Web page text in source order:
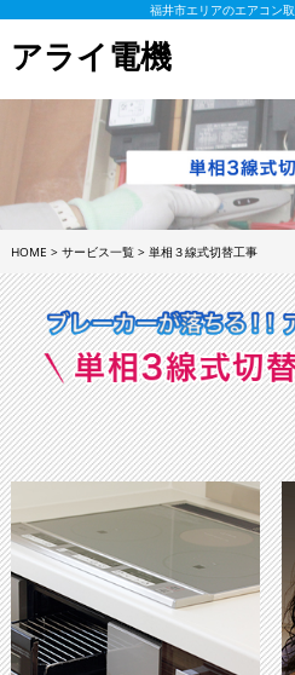
福井市エリアのエアコン
アライ電機
HOME > サービス一覧> 単相３線式切替工事